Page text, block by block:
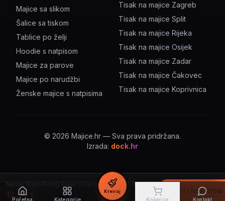
Never Stop Riding Biker Original – majica s natpisom
12.00 U košaricu
Majice sa slikom
Šalice sa tiskom
Tablice po želji
Hoodie s natpisom
Majice za parove
Majice po narudžbi
Ženske majice s natpisima
Tisak na majice Zagreb
Tisak na majice Split
Tisak na majice Rijeka
Tisak na majice Osijek
Tisak na majice Zadar
Tisak na majice Čakovec
Tisak na majice Koprivnica
© 2026 Majice.hr — Sva prava pridržana.
Izrada: dock.hr
Početna Kategorije
Kreiraj
Košarica Kontakt